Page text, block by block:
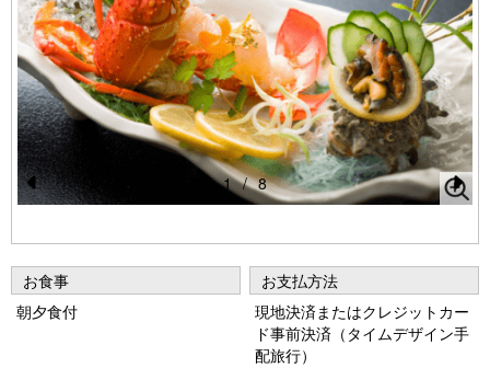
Pr
e
vi
o
N
e
xt
1 / 8
お食事
朝夕食付
お支払方法
現地決済またはクレジットカー
ド事前決済（タイムデザイン手
配旅行）